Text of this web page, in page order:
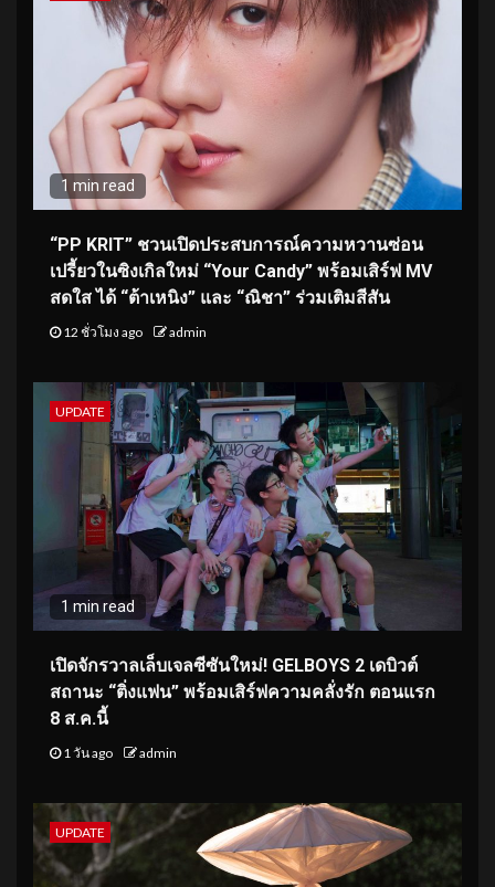
1 min read
“PP KRIT” ชวนเปิดประสบการณ์ความหวานซ่อน
เปรี้ยวในซิงเกิลใหม่ “Your Candy” พร้อมเสิร์ฟ MV
สดใส ได้ “ต้าเหนิง” และ “ณิชา” ร่วมเติมสีสัน
12 ชั่วโมง ago admin
UPDATE
1 min read
เปิดจักรวาลเล็บเจลซีซันใหม่! GELBOYS 2 เดบิวต์
สถานะ “ติ่งแฟน” พร้อมเสิร์ฟความคลั่งรัก ตอนแรก
8 ส.ค.นี้
1 วัน ago admin
UPDATE